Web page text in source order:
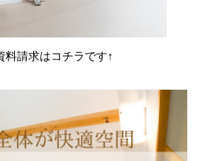
料請求はコチラです↑